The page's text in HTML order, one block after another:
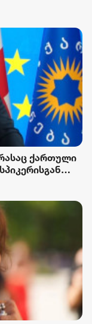
ქართული
დამხობის